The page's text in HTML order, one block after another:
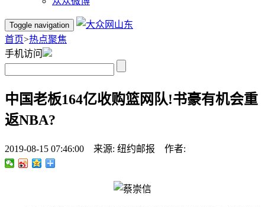
Toggle navigation
首页>热点聚焦
手机访问
中国老板164亿收购篮网队!书豪有机会重
返NBA?
2019-08-15 07:46:00 来源: 纽约邮报 作者: